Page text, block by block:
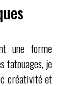
une forme
tatouages, je
créativité et